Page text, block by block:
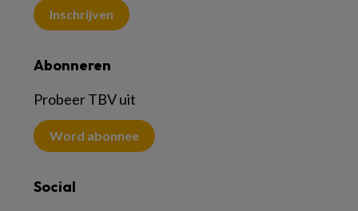
Inschrijven
Abonneren
Probeer TBV uit
Word abonnee
Social